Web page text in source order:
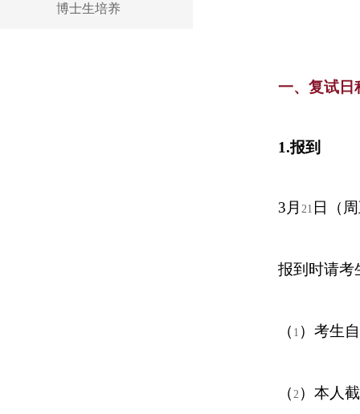
博士生培养
一、复试日
1.报到
3 月 21 日（
报到时请考
（ 1 ）考生
（ 2 ）本人